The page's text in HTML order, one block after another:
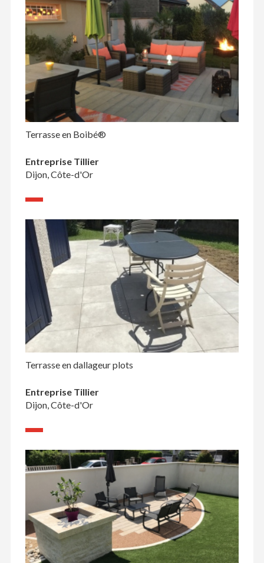
Terrasse en Boibé®
Entreprise Tillier
Dijon, Côte-d'Or
Terrasse en dallageur plots
Entreprise Tillier
Dijon, Côte-d'Or